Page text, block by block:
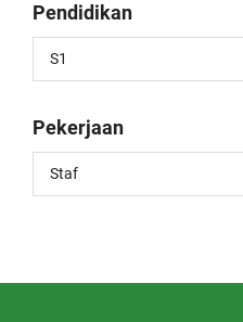
Pendidikan
S1
Pekerjaan
Staf